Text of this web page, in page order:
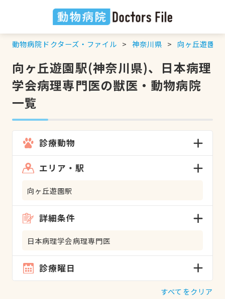
動物病院ドクターズ・ファイル 神奈川県 向ヶ丘遊園駅
向ヶ丘遊園駅(神奈川県)、日本病理
学会病理専門医の獣医・動物病院
一覧
診療動物
エリア・駅
向ヶ丘遊園駅
詳細条件
日本病理学会病理専門医
診療曜日
すべてをクリア